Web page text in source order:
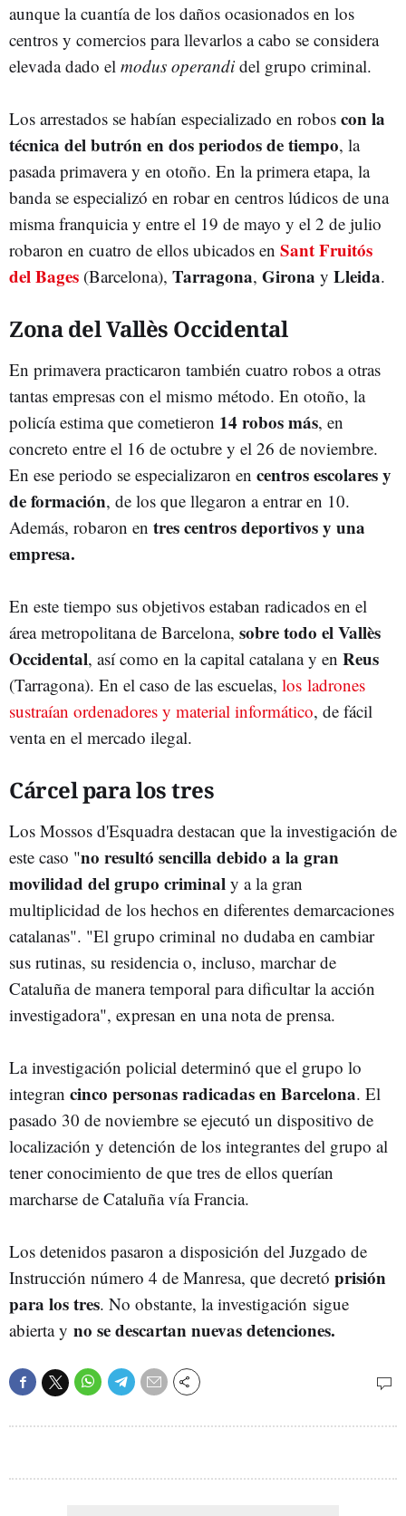
aunque la cuantía de los daños ocasionados en los
centros y comercios para llevarlos a cabo se considera
elevada dado el modus operandi del grupo criminal.
Los arrestados se habían especializado en robos con la
técnica del butrón en dos periodos de tiempo, la
pasada primavera y en otoño. En la primera etapa, la
banda se especializó en robar en centros lúdicos de una
misma franquicia y entre el 19 de mayo y el 2 de julio
robaron en cuatro de ellos ubicados en Sant Fruitós
del Bages (Barcelona), Tarragona, Girona y Lleida.
Zona del Vallès Occidental
En primavera practicaron también cuatro robos a otras
tantas empresas con el mismo método. En otoño, la
policía estima que cometieron 14 robos más, en
concreto entre el 16 de octubre y el 26 de noviembre.
En ese periodo se especializaron en centros escolares y
de formación, de los que llegaron a entrar en 10.
Además, robaron en tres centros deportivos y una
empresa.
En este tiempo sus objetivos estaban radicados en el
área metropolitana de Barcelona, sobre todo el Vallès
Occidental, así como en la capital catalana y en Reus
(Tarragona). En el caso de las escuelas, los ladrones
sustraían ordenadores y material informático, de fácil
venta en el mercado ilegal.
Cárcel para los tres
Los Mossos d'Esquadra destacan que la investigación de
este caso "no resultó sencilla debido a la gran
movilidad del grupo criminal y a la gran
multiplicidad de los hechos en diferentes demarcaciones
catalanas". "El grupo criminal no dudaba en cambiar
sus rutinas, su residencia o, incluso, marchar de
Cataluña de manera temporal para dificultar la acción
investigadora", expresan en una nota de prensa.
La investigación policial determinó que el grupo lo
integran cinco personas radicadas en Barcelona. El
pasado 30 de noviembre se ejecutó un dispositivo de
localización y detención de los integrantes del grupo al
tener conocimiento de que tres de ellos querían
marcharse de Cataluña vía Francia.
Los detenidos pasaron a disposición del Juzgado de
Instrucción número 4 de Manresa, que decretó prisión
para los tres. No obstante, la investigación sigue
abierta y no se descartan nuevas detenciones.